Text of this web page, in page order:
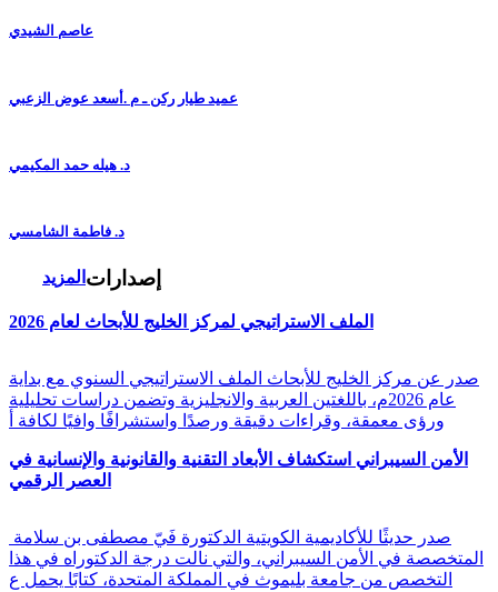
عاصم الشيدي
عميد طيار ركن ـ م .أسعد عوض الزعبي
د. هيله حمد المكيمي
د. فاطمة الشامسي
المزيد إصدارات
الملف الاستراتيجي لمركز الخليج للأبحاث لعام 2026
صدر عن مركز الخليج للأبحاث الملف الاستراتيجي السنوي مع بداية
عام 2026م، باللغتين العربية والانجليزية وتضمن دراسات تحليلية
ورؤى معمقة، وقراءات دقيقة ورصدًا واستشرافًا وافيًا لكافة أ
الأمن السيبراني استكشاف الأبعاد التقنية والقانونية والإنسانية في
العصر الرقمي
المتخصصة في الأمن السيبراني، والتي نالت درجة الدكتوراه في هذا
التخصص من جامعة بليموث في المملكة المتحدة، كتابًا يحمل ع